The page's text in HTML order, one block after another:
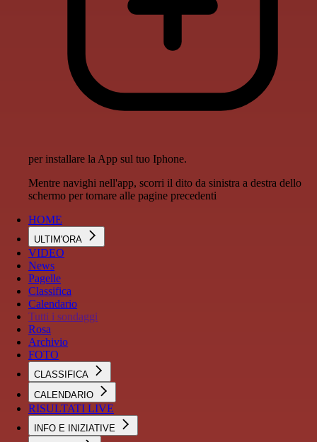
per installare la App sul tuo Iphone.
Mentre navighi nell'app, scorri il dito da sinistra a destra dello
schermo per tornare alle pagine precedenti
HOME
ULTIM'ORA
VIDEO
News
Pagelle
Classifica
Calendario
Tutti i sondaggi
Rosa
Archivio
FOTO
CLASSIFICA
CALENDARIO
RISULTATI LIVE
INFO E INIZIATIVE